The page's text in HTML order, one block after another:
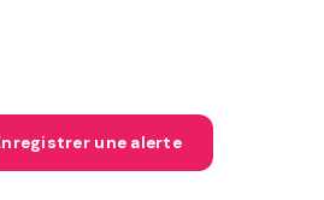
une alerte